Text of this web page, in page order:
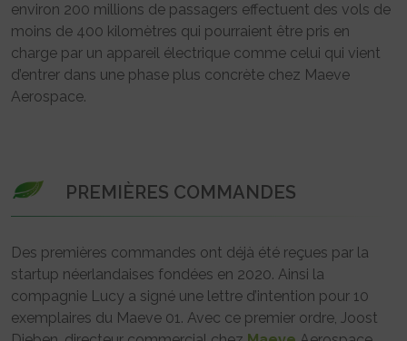
environ 200 millions de passagers effectuent des vols de
moins de 400 kilomètres qui pourraient être pris en
charge par un appareil électrique comme celui qui vient
d’entrer dans une phase plus concrète chez Maeve
Aerospace.
PREMIÈRES COMMANDES
Des premières commandes ont déjà été reçues par la
startup néerlandaises fondées en 2020. Ainsi la
compagnie Lucy a signé une lettre d’intention pour 10
exemplaires du Maeve 01. Avec ce premier ordre, Joost